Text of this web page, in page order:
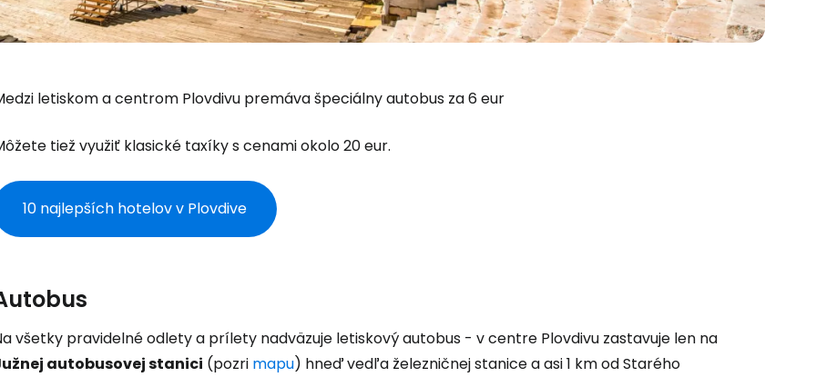
letiskom a centrom Plovdivu premáva špeciálny autobus za 6 eur
tiež využiť klasické taxíky s cenami okolo 20 eur.
10 najlepších hotelov v Plovdive
všetky pravidelné odlety a prílety nadväzuje letiskový autobus - v centre Plovdivu zastavuje len na
autobusovej stanici (pozri mapu) hneď vedľa železničnej stanice a asi 1 km od Starého